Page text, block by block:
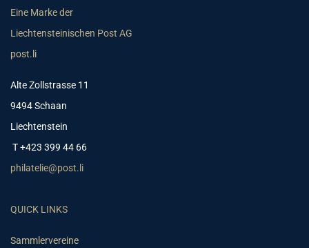
Eine Marke der
Liechtensteinischen Post AG
post.li
Alte Zollstrasse 11
9494 Schaan
Liechtenstein
T +423 399 44 66
philatelie@post.li
QUICK LINKS
Sammlervereine